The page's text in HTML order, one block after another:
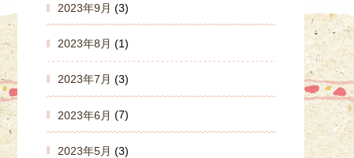
2023年9月 (3)
2023年8月 (1)
2023年7月 (3)
2023年6月 (7)
2023年5月 (3)